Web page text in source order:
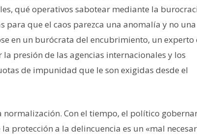
qué operativos sabotear mediante la
para que el caos parezca una anomalía y no una
en un burócrata del encubrimiento, un experto
presión de las agencias internacionales y los
de impunidad que le son exigidas desde el
Con el tiempo, el político
protección a la delincuencia es un «mal